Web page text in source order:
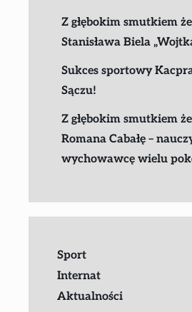
Z głębokim smutkiem
Stanisława Biela
Sukces sportowy
Sączu!
Z głębokim smutkiem
Romana Cabałę –
wychowawcę wielu
Sport
Internat
Aktualności